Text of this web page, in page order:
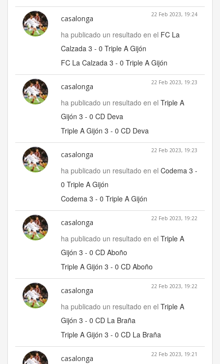
casalonga 22 Feb 2023, 19:24
ha publicado un resultado en el FC La
Calzada 3 - 0 Triple A Gijón
FC La Calzada 3 - 0 Triple A Gijón
casalonga 22 Feb 2023, 19:23
ha publicado un resultado en el Triple A
Gijón 3 - 0 CD Deva
Triple A Gijón 3 - 0 CD Deva
casalonga 22 Feb 2023, 19:23
ha publicado un resultado en el Codema 3 -
0 Triple A Gijón
Codema 3 - 0 Triple A Gijón
casalonga 22 Feb 2023, 19:22
ha publicado un resultado en el Triple A
Gijón 3 - 0 CD Aboño
Triple A Gijón 3 - 0 CD Aboño
casalonga 22 Feb 2023, 19:22
ha publicado un resultado en el Triple A
Gijón 3 - 0 CD La Braña
Triple A Gijón 3 - 0 CD La Braña
casalonga 22 Feb 2023, 19:21